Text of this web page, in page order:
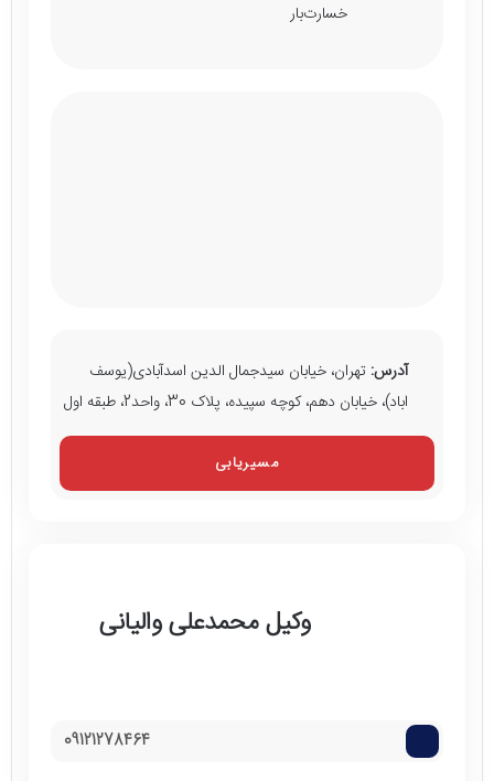
خسارت‌بار
آدرس: تهران، خیابان سیدجمال الدین اسدآبادی(یوسف
اباد)، خیابان دهم، کوچه سپیده، پلاک 30، واحد2، طبقه اول
مسیریابی
وکیل محمدعلی والیانی
09121278464